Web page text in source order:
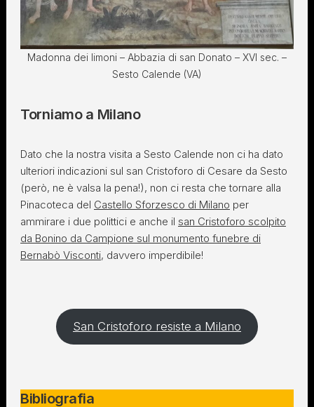
Madonna dei limoni – Abbazia di san Donato – XVI sec. –
Sesto Calende (VA)
Torniamo a Milano
Dato che la nostra visita a Sesto Calende non ci ha dato
ulteriori indicazioni sul san Cristoforo di Cesare da Sesto
(però, ne è valsa la pena!), non ci resta che tornare alla
Pinacoteca del Castello Sforzesco di Milano per
ammirare i due polittici e anche il san Cristoforo scolpito
da Bonino da Campione sul monumento funebre di
Bernabò Visconti, davvero imperdibile!
San Cristoforo resiste a Milano
Bibliografia